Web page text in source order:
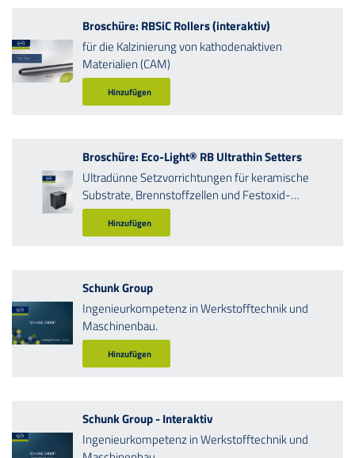
Broschüre: RBSiC Rollers (interaktiv)
für die Kalzinierung von kathodenaktiven
Materialien (CAM)
Hinzufügen
Broschüre: Eco-Light® RB Ultrathin Setters
Ultradünne Setzvorrichtungen für keramische
Substrate, Brennstoffzellen und Festoxid-
Elektrolysezellen
Hinzufügen
Schunk Group
Ingenieurkompetenz in Werkstofftechnik und
Maschinenbau.
Hinzufügen
Schunk Group - Interaktiv
Ingenieurkompetenz in Werkstofftechnik und